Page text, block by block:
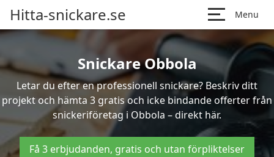
Hitta-snickare.se Menu
Snickare Obbola
Letar du efter en professionell snickare? Beskriv ditt
projekt och hämta 3 gratis och icke bindande offerter från
snickeriföretag i Obbola – direkt här.
Få 3 erbjudanden, gratis och utan förpliktelser